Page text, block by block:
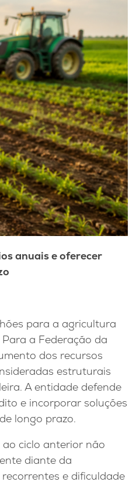
anuais e oferecer
para a agricultura
a Federação da
dos recursos
estruturais
A entidade defende
e incorporar soluções
longo prazo.
ciclo anterior não
diante da
e dificuldade